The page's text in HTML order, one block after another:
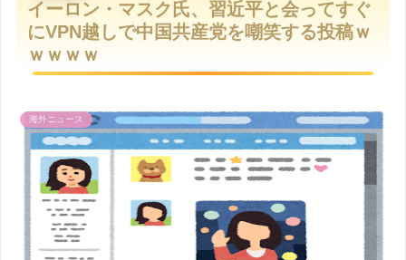
e
イーロン・マスク氏、習近平と会ってすぐ
にVPN越しで中国共産党を嘲笑する投稿ｗ
ｗｗｗｗ
海外ニュース